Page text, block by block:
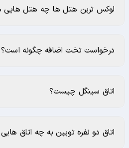
لوکس ترین هتل ها چه هتل هایی
درخواست تخت اضافه چگونه است؟
اتاق سینگل چیست؟
اتاق دو نفره تویین به چه اتاق